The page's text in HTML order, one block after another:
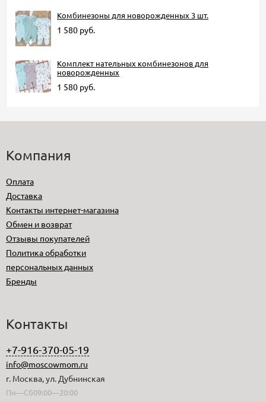
Комбинезоны для новорожденных 3 шт.
1 580 руб.
Комплект нательных комбинезонов для
новорожденных
1 580 руб.
Компания
Оплата
Доставка
Контакты интернет-магазина
Обмен и возврат
Отзывы покупателей
Политика обработки
персональных данных
Бренды
Контакты
+7-916-370-05-19
info@moscowmom.ru
г. Москва, ул. Дубнинская
Пн—Сб09:00—20:00